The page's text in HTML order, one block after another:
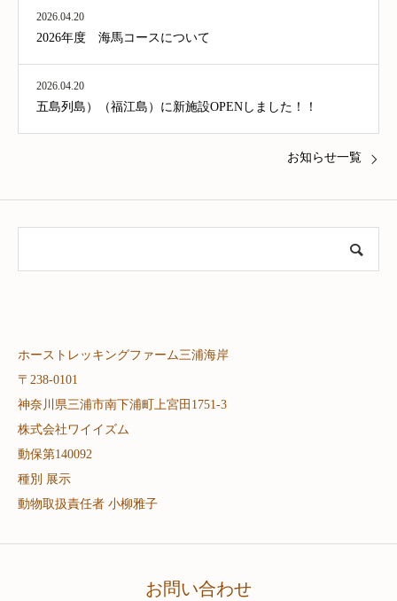
2026.04.20
2026年度 海馬コースについて
2026.04.20
五島列島）（福江島）に新施設OPENしました！！
お知らせ一覧
ホーストレッキングファーム三浦海岸
〒238-0101
神奈川県三浦市南下浦町上宮田1751-3
株式会社ワイイズム
動保第140092
種別 展示
動物取扱責任者 小柳雅子
お問い合わせ